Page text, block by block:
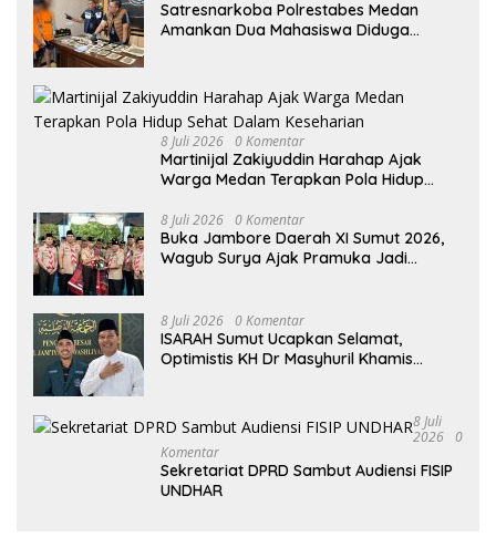
Satresnarkoba Polrestabes Medan
Amankan Dua Mahasiswa Diduga
8 Juli 2026 0 Komentar
Martinijal Zakiyuddin Harahap Ajak
Warga Medan Terapkan Pola Hidup
8 Juli 2026 0 Komentar
Buka Jambore Daerah XI Sumut 2026,
Wagub Surya Ajak Pramuka Jadi
8 Juli 2026 0 Komentar
ISARAH Sumut Ucapkan Selamat,
Optimistis KH Dr Masyhuril Khamis
8 Juli
2026 0
Komentar
Sekretariat DPRD Sambut Audiensi FISIP
UNDHAR